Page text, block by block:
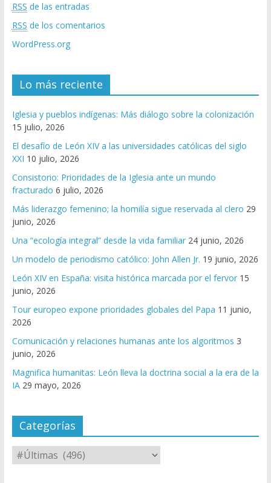
RSS de las entradas
RSS de los comentarios
WordPress.org
Lo más reciente
Iglesia y pueblos indígenas: Más diálogo sobre la colonización
15 julio, 2026
El desafío de León XIV a las universidades católicas del siglo
XXI 10 julio, 2026
Consistorio: Prioridades de la Iglesia ante un mundo
fracturado 6 julio, 2026
Más liderazgo femenino; la homilía sigue reservada al clero 29
junio, 2026
Una “ecología integral” desde la vida familiar 24 junio, 2026
Un modelo de periodismo católico: John Allen Jr. 19 junio, 2026
León XIV en España: visita histórica marcada por el fervor 15
junio, 2026
Tour europeo expone prioridades globales del Papa 11 junio,
2026
Comunicación y relaciones humanas ante los algoritmos 3
junio, 2026
Magnifica humanitas: León lleva la doctrina social a la era de la
IA 29 mayo, 2026
Categorías